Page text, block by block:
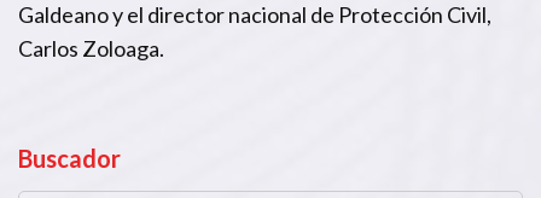
Galdeano y el director nacional de Protección Civil,
Carlos Zoloaga.
Buscador